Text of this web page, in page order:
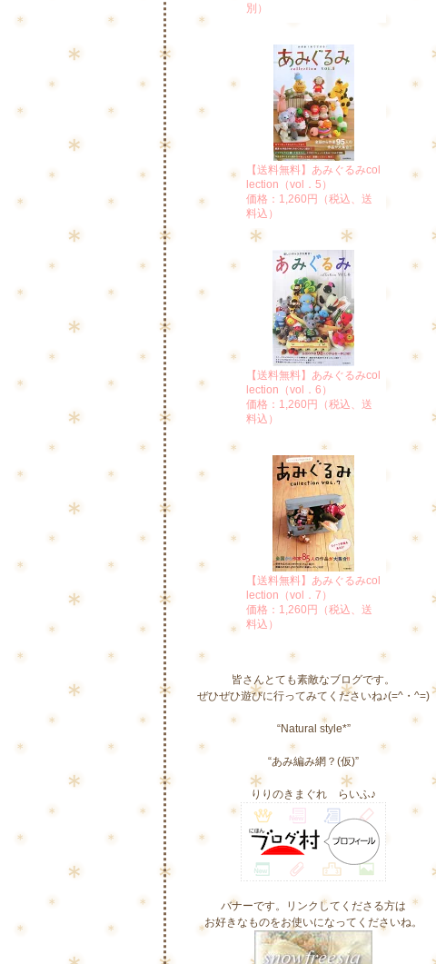
別）
【送料無料】あみぐるみcol
lection（vol．5）
価格：1,260円（税込、送
料込）
【送料無料】あみぐるみcol
lection（vol．6）
価格：1,260円（税込、送
料込）
【送料無料】あみぐるみcol
lection（vol．7）
価格：1,260円（税込、送
料込）
皆さんとても素敵なブログです。
ぜひぜひ遊びに行ってみてくださいね♪(=^・^=)
“Natural style*”
“あみ編み網？(仮)”
りりのきまぐれ らいふ♪
バナーです。リンクしてくださる方は
お好きなものをお使いになってくださいね。